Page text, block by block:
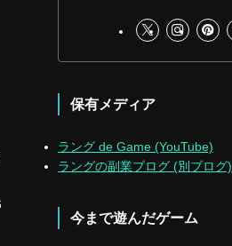
保有メディア
ラング de Game (YouTube)
ラングの副業ブログ (別ブログ)
今まで遊んだゲーム